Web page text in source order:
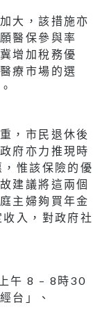
大，該措施亦
醫保參與率
增加稅務優
療市場的選
，市民退休後
府亦力推現時
惟該保險的優
建議將這兩個
主婦夠買年金
入，對政府社
午 8 – 8時30
台」、